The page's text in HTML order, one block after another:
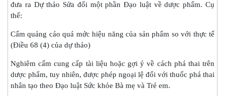
đưa ra Dự thảo Sửa đổi một phần Đạo luật về dược phẩm. Cụ
thể:
Cấm quảng cáo quá mức hiệu năng của sản phẩm so với thực tế
(Điều 68 (4) của dự thảo)
Nghiêm cấm cung cấp tài liệu hoặc gợi ý về cách phá thai trên
dược phẩm, tuy nhiên, được phép ngoại lệ đối với thuốc phá thai
nhân tạo theo Đạo luật Sức khỏe Bà mẹ và Trẻ em.